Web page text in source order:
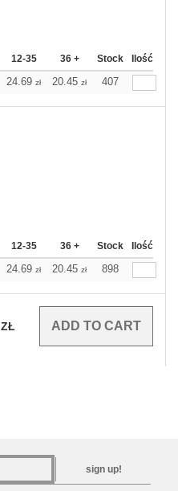
12-35 36 + Stock Ilość
24.69 zł 20.45 zł 407
12-35 36 + Stock Ilość
24.69 zł 20.45 zł 898
ZŁ
sign up!